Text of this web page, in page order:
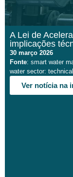
A Lei de
implicações
30 março 2026
Fonte: smart water
water sector:
Ver notícia na